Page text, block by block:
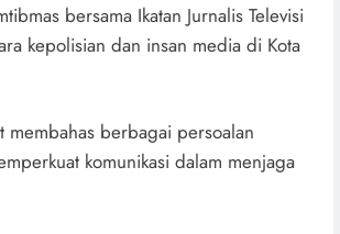
bersama Ikatan Jurnalis Televisi
kepolisian dan insan media di Kota
berbagai persoalan
komunikasi dalam menjaga